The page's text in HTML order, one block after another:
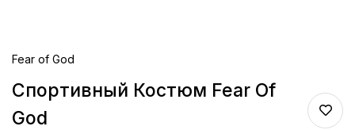
Fear of God
Спортивный Костюм Fear Of
God